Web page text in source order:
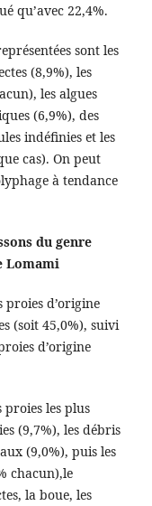
qu’avec 22,4%.
sont les
(8,9%), les
les algues
(6,9%), des
indéfinies et les
cas). On peut
à tendance
du genre
Lomami
proies d’origine
(soit 45,0%), suivi
d’origine
les plus
(9,7%), les débris
(9,0%), puis les
chacun),le
la boue, les